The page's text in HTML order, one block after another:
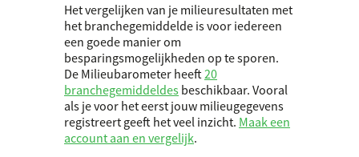
Het vergelijken van je milieuresultaten met
het branchegemiddelde is voor iedereen
een goede manier om
besparingsmogelijkheden op te sporen.
De Milieubarometer heeft 20
branchegemiddeldes beschikbaar. Vooral
als je voor het eerst jouw milieugegevens
registreert geeft het veel inzicht. Maak een
account aan en vergelijk.